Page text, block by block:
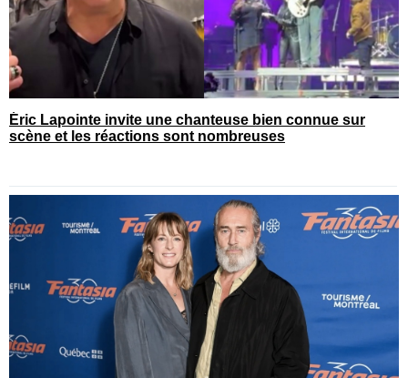
Éric Lapointe invite une chanteuse bien connue sur
scène et les réactions sont nombreuses